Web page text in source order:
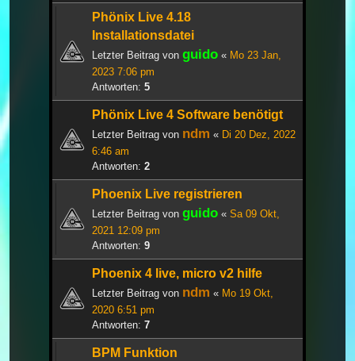
Phönix Live 4.18
Installationsdatei
Letzter Beitrag von guido « Mo 23 Jan,
2023 7:06 pm
Antworten: 5
Phönix Live 4 Software benötigt
Letzter Beitrag von ndm « Di 20 Dez, 2022
6:46 am
Antworten: 2
Phoenix Live registrieren
Letzter Beitrag von guido « Sa 09 Okt,
2021 12:09 pm
Antworten: 9
Phoenix 4 live, micro v2 hilfe
Letzter Beitrag von ndm « Mo 19 Okt,
2020 6:51 pm
Antworten: 7
BPM Funktion